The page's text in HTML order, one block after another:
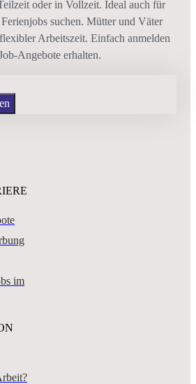
oder in Vollzeit. Ideal auch für
suchen. Mütter und Väter
Arbeitszeit. Einfach anmelden
Angebote erhalten.
im